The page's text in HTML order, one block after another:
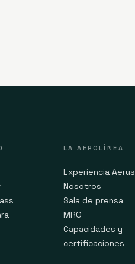
LA AEROLÍNEA
Experiencia Aerus
Nosotros
Sala de prensa
MRO
Capacidades y
certificaciones